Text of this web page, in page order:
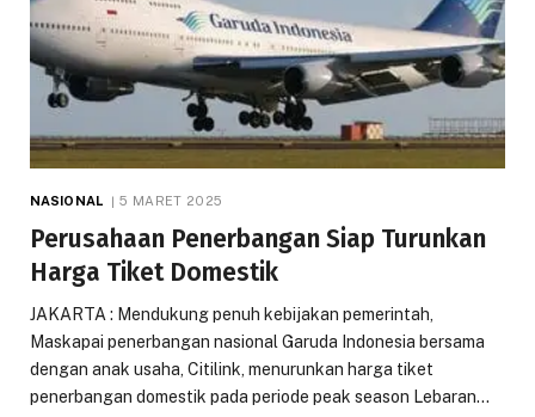
NASIONAL 5 MARET 2025
Perusahaan Penerbangan Siap Turunkan
Harga Tiket Domestik
JAKARTA : Mendukung penuh kebijakan pemerintah,
Maskapai penerbangan nasional Garuda Indonesia bersama
dengan anak usaha, Citilink, menurunkan harga tiket
penerbangan domestik pada periode peak season Lebaran…